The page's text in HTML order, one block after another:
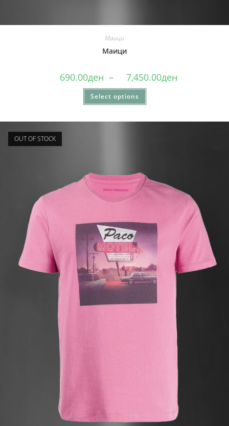
Маици
Маици
690.00ден – 7,450.00ден
Select options
OUT OF STOCK